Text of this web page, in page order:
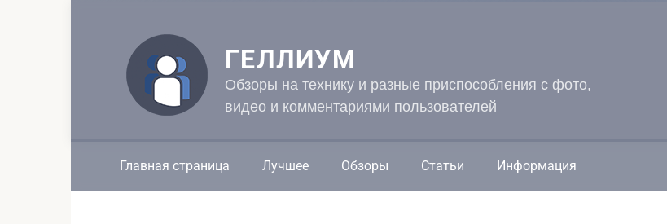
ГЕЛЛИУМ
Обзоры на технику и разные приспособления с фото,
видео и комментариями пользователей
Главная страница Лучшее Обзоры Статьи Информация